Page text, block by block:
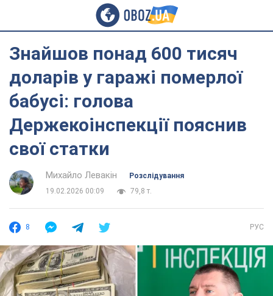
Знайшов понад 600 тисяч
доларів у гаражі померлої
бабусі: голова
Держекоінспекції пояснив
свої статки
Михайло Левакін
Розслідування
19.02.2026 00:09
79,8 т.
8 РУС